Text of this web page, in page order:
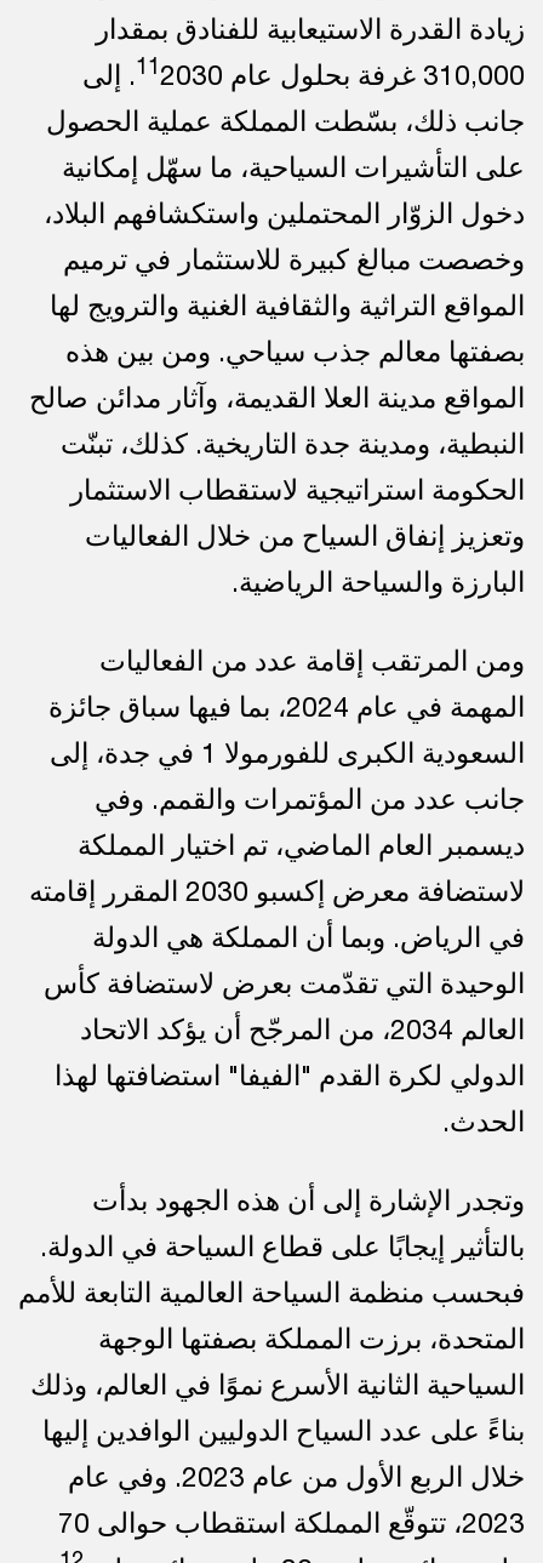
زيادة القدرة الاستيعابية للفنادق بمقدار
310,000 غرفة بحلول عام
112030. إلى
جانب ذلك، بسّطت المملكة عملية الحصول
على التأشيرات السياحية، ما سهّل إمكانية
دخول الزوّار المحتملين واستكشافهم البلاد،
وخصصت مبالغ كبيرة للاستثمار في ترميم
المواقع التراثية والثقافية الغنية والترويج لها
بصفتها معالم جذب سياحي. ومن بين هذه
المواقع مدينة العلا القديمة، وآثار مدائن صالح
النبطية، ومدينة جدة التاريخية. كذلك، تبنّت
الحكومة استراتيجية لاستقطاب الاستثمار
وتعزيز إنفاق السياح من خلال الفعاليات
البارزة والسياحة الرياضية.
ومن المرتقب إقامة عدد من الفعاليات
المهمة في عام 2024، بما فيها سباق جائزة
السعودية الكبرى للفورمولا 1 في جدة، إلى
جانب عدد من المؤتمرات والقمم. وفي
ديسمبر العام الماضي، تم اختيار المملكة
لاستضافة معرض إكسبو 2030 المقرر إقامته
في الرياض. وبما أن المملكة هي الدولة
الوحيدة التي تقدّمت بعرض لاستضافة كأس
العالم 2034، من المرجّح أن يؤكد الاتحاد
الدولي لكرة القدم "الفيفا" استضافتها لهذا
الحدث.
وتجدر الإشارة إلى أن هذه الجهود بدأت
بالتأثير إيجابًا على قطاع السياحة في الدولة.
فبحسب منظمة السياحة العالمية التابعة للأمم
المتحدة، برزت المملكة بصفتها الوجهة
السياحية الثانية الأسرع نموًا في العالم، وذلك
بناءً على عدد السياح الدوليين الوافدين إليها
خلال الربع الأول من عام 2023. وفي عام
2023، تتوقّع المملكة استقطاب حوالى 70